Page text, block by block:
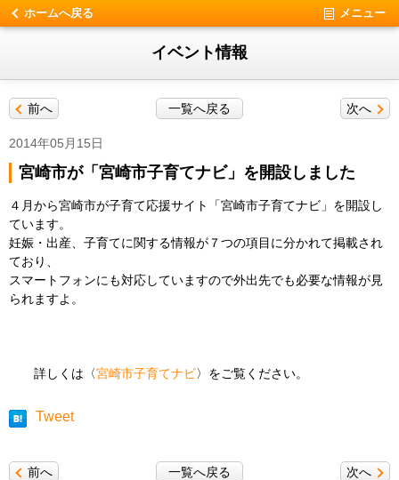
ホームへ戻る メニュー
イベント情報
次へ
前へ 一覧へ戻る
2014年05月15日
宮崎市が「宮崎市子育てナビ」を開設しました
４月から宮崎市が子育て応援サイト「宮崎市子育てナビ」を開設し
ています。
妊娠・出産、子育てに関する情報が７つの項目に分かれて掲載され
ており、
スマートフォンにも対応していますので外出先でも必要な情報が見
られますよ。
詳しくは〈宮崎市子育てナビ〉をご覧ください。
Tweet
次へ
前へ 一覧へ戻る